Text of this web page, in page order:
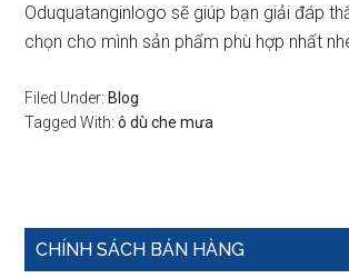
Oduquatanginlogo sẽ giúp bạn giải đáp
chọn cho mình sản phẩm phù hợp nhất
Filed Under: Blog
Tagged With:ô dù che mưa
Primary
CHÍNH SÁCH BÁN HÀNG